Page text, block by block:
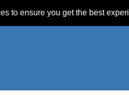
to ensure you get the best